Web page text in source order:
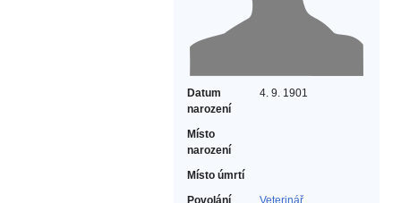
Datum
narození
4. 9. 1901
Místo
narození
Místo úmrtí
Povolání
Veterinář‎